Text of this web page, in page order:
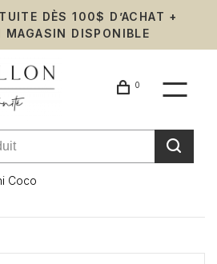
DÈS 100$ D’ACHAT +
MAGASIN DISPONIBLE
0
Coco
Mini